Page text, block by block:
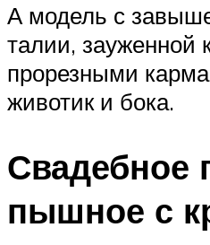
А модель с
талии, зауженной
прорезными
животик и бока.
Свадебное
пышное с